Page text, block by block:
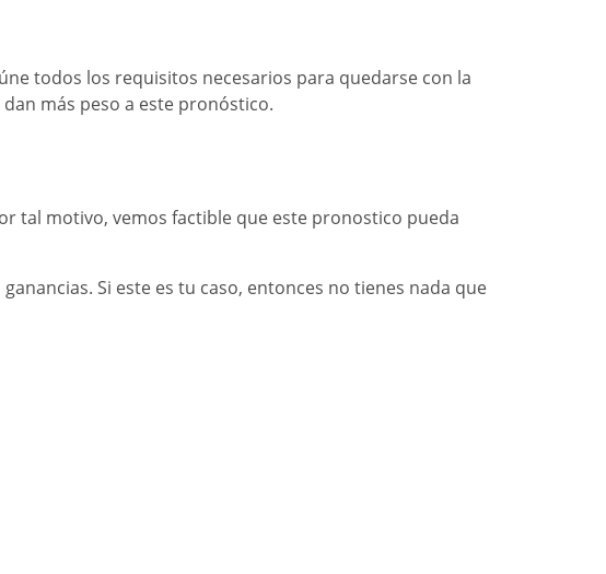
todos los requisitos necesarios para quedarse con la
más peso a este pronóstico.
tal motivo, vemos factible que este pronostico pueda
Si este es tu caso, entonces no tienes nada que